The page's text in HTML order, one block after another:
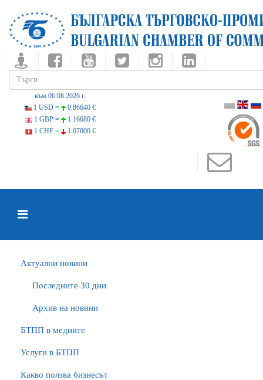
към 06.08.2026 г.
1 USD =
0.86640 €
1 GBP =
1.16680 €
1 CHF =
1.07000 €
Актуални новини
Последните 30 дни
Архив на новини
БTПП в медиите
Услуги в БТПП
Какво ползва бизнесът